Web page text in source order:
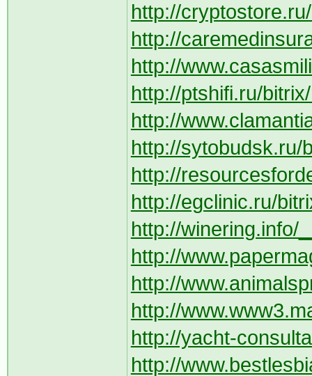
http://
http://
http://
http://ptshifi.ru/
http://
http://sytobudsk.ru/
http://
http://egclinic.ru/
http://winering.info/
http://
http://
http://
http://yacht-
http://